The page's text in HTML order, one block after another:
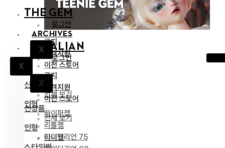
ARCHIVES
X
IDEALIAN
로그인
X
공지
고객지원
이전 스토어
신상품
전체 보기
인형
아이딜리언 75
THE GEM
로그인
X
공지
고객지원
이전 스토어
신상품
전체 보기
인형
하이퍼젬
리틀젬
티니젬